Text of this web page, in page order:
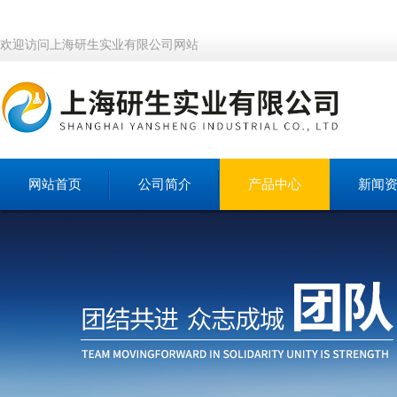
欢迎访问上海研生实业有限公司网站
网站首页 公司简介 产品中心 新闻